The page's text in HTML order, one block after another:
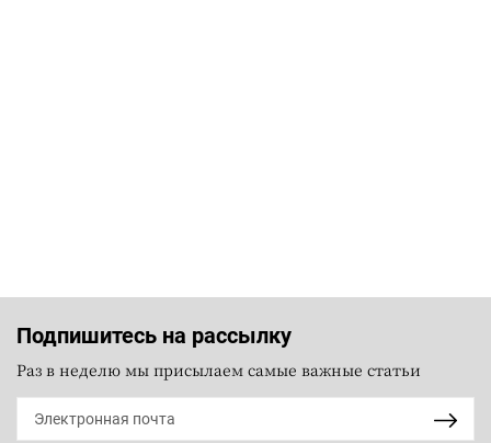
Подпишитесь на рассылку
Раз в неделю мы присылаем самые важные статьи